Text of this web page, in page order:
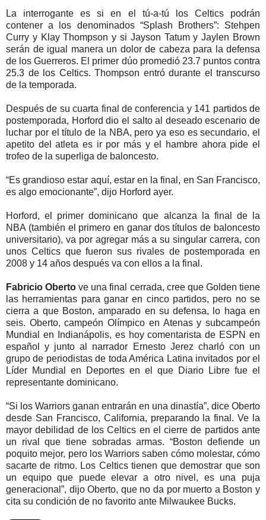
La interrogante es si en el tú-a-tú los Celtics podrán
contener a los denominados “Splash Brothers”: Stehpen
Curry y Klay Thompson y si Jayson Tatum y Jaylen Brown
serán de igual manera un dolor de cabeza para la defensa
de los Guerreros. El primer dúo promedió 23.7 puntos contra
25.3 de los Celtics. Thompson entró durante el transcurso
de la temporada.
Después de su cuarta final de conferencia y 141 partidos de
postemporada, Horford dio el salto al deseado escenario de
luchar por el título de la NBA, pero ya eso es secundario, el
apetito del atleta es ir por más y el hambre ahora pide el
trofeo de la superliga de baloncesto.
“Es grandioso estar aquí, estar en la final, en San Francisco,
es algo emocionante”, dijo Horford ayer.
Horford, el primer dominicano que alcanza la final de la
NBA (también el primero en ganar dos títulos de baloncesto
universitario), va por agregar más a su singular carrera, con
unos Celtics que fueron sus rivales de postemporada en
2008 y 14 años después va con ellos a la final.
Fabricio Oberto ve una final cerrada, cree que Golden tiene
las herramientas para ganar en cinco partidos, pero no se
cierra a que Boston, amparado en su defensa, lo haga en
seis. Oberto, campeón Olímpico en Atenas y subcampeón
Mundial en Indianápolis, es hoy comentarista de ESPN en
español y junto al narrador Ernesto Jerez charló con un
grupo de periodistas de toda América Latina invitados por el
Líder Mundial en Deportes en el que Diario Libre fue el
representante dominicano.
“Si los Warriors ganan entrarán en una dinastía”, dice Oberto
desde San Francisco, California, preparando la final. Ve la
mayor debilidad de los Celtics en el cierre de partidos ante
un rival que tiene sobradas armas. “Boston defiende un
poquito mejor, pero los Warriors saben cómo molestar, cómo
sacarte de ritmo. Los Celtics tienen que demostrar que son
un equipo que puede elevar a otro nivel, es una puja
generacional”, dijo Oberto, que no da por muerto a Boston y
cita su condición de no favorito ante Milwaukee Bucks.